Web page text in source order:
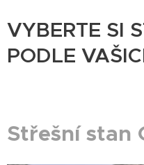
VYBERTE SI
PODLE
Střešní stan